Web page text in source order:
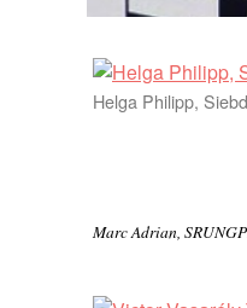
Helga Philipp,
Marc Adrian,